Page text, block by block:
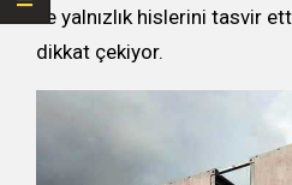
ve yalnızlık hislerini tasvir
dikkat çekiyor.